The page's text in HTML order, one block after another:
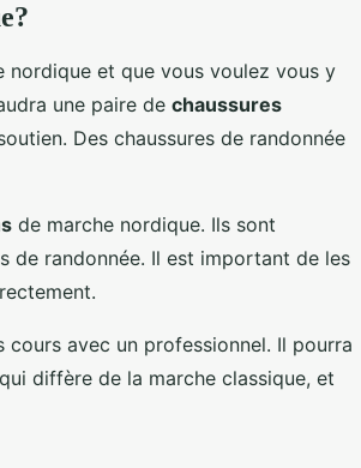
nordique et que vous voulez vous y
une paire de chaussures
Des chaussures de randonnée
de marche nordique. Ils sont
de randonnée. Il est important de les
avec un professionnel. Il pourra
diffère de la marche classique, et